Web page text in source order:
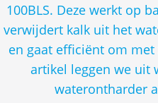
100BLS. Deze werkt op
verwijdert kalk uit het
en gaat efficiënt om
artikel leggen we uit
waterontharder